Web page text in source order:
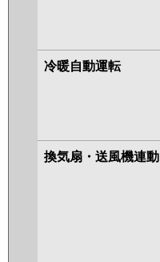
冷暖自動運転
換気扇・送風機連動